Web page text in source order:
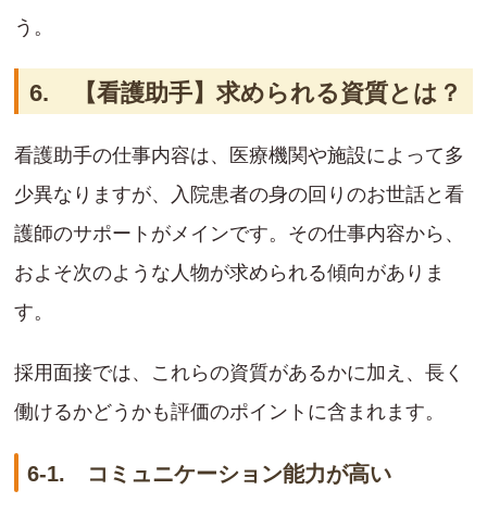
う。
6. 【看護助手】求められる資質とは？
看護助手の仕事内容は、医療機関や施設によって多
少異なりますが、入院患者の身の回りのお世話と看
護師のサポートがメインです。その仕事内容から、
およそ次のような人物が求められる傾向がありま
す。
採用面接では、これらの資質があるかに加え、長く
働けるかどうかも評価のポイントに含まれます。
6-1. コミュニケーション能力が高い